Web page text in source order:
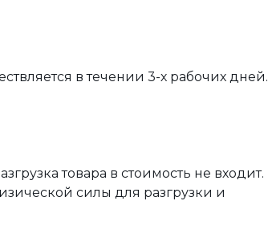
в течении 3-х рабочих дней.
товара в стоимость не входит.
силы для разгрузки и